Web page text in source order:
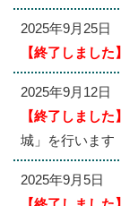
2025年9月25日
【終了しました】
2025年9月12日
【終了しました】
城」を行います
2025年9月5日